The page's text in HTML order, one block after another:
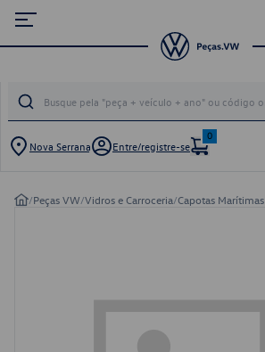
Nova Serrana Entre/registre-se
0
/Peças VW/Vidros e Carroceria/Capotas Marítimas